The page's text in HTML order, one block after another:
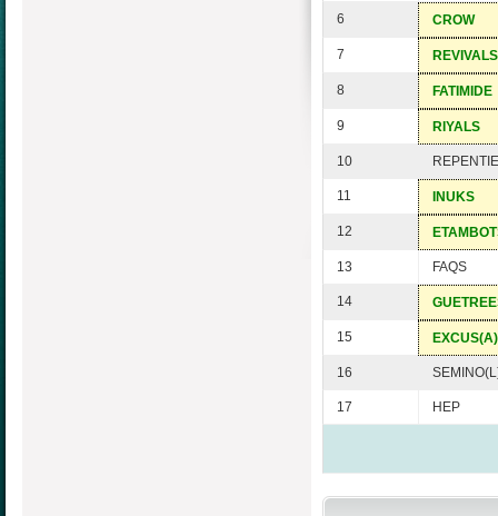
6 CROW
7 REVIVALS
8 FATIMIDE
9 RIYALS
10 REPENTIE
11 INUKS
12
13 FAQS
14
15
16
17 HEP